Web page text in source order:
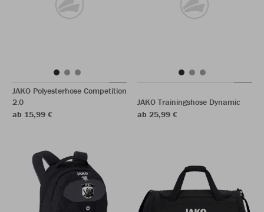
JAKO Polyesterhose Competition
2.0
ab 15,99 €
JAKO Trainingshose Dynamic
ab 25,99 €